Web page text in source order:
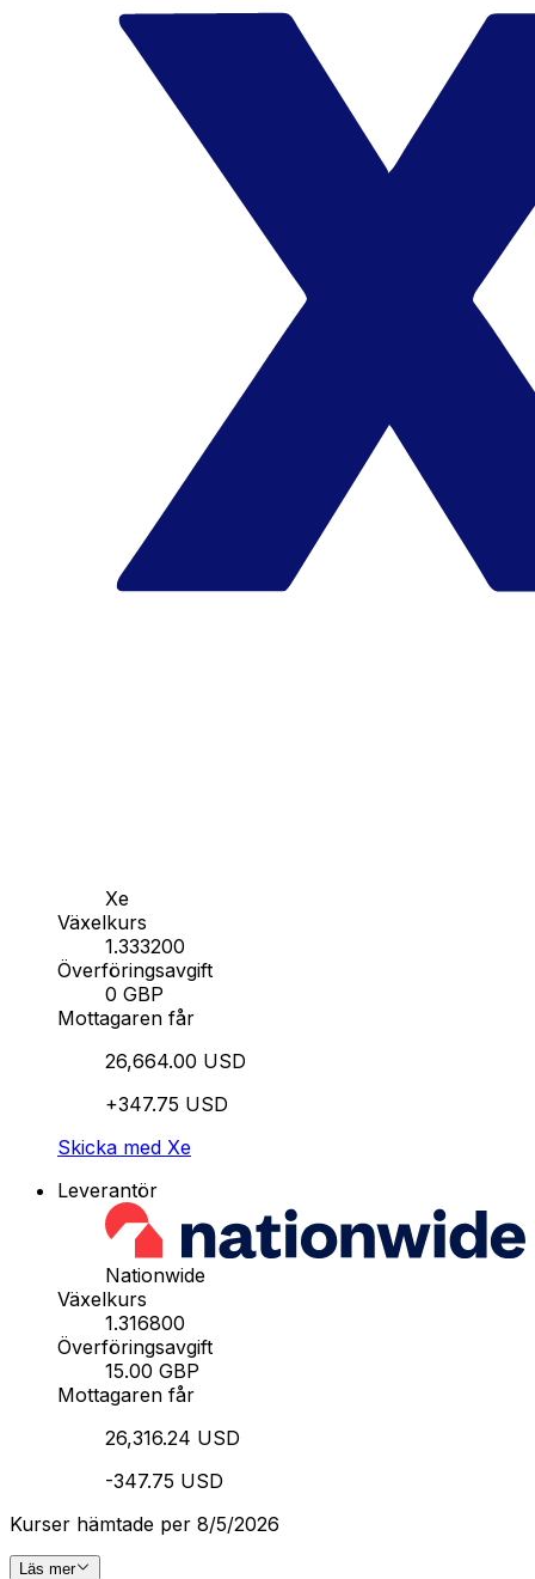
Xe
Växelkurs
1.333200
Överföringsavgift
0 GBP
Mottagaren får
26,664.00 USD
+347.75 USD
Skicka med Xe
Leverantör
Nationwide
Växelkurs
1.316800
Överföringsavgift
15.00 GBP
Mottagaren får
26,316.24 USD
-347.75 USD
Kurser hämtade per 8/5/2026
Läs mer